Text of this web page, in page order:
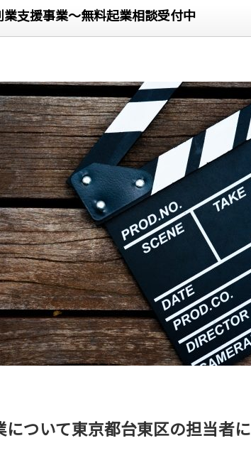
支援事業～無料起業相談受付中
ついて東京都台東区の担当者